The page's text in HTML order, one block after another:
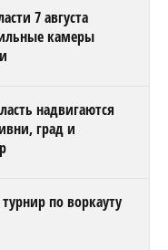
7 августа
камеры
надвигаются
град и
по воркауту